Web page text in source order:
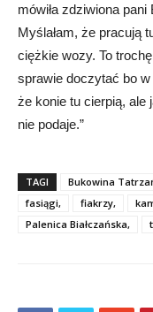
mówiła zdziwiona
Myślałam, że pracują
ciężkie wozy. To
sprawie doczytać bo
że konie tu cierpią, ale
nie podaje.”
TAGI Bukowina
fasiągi,
fiakrzy,
Palenica Białczańska,